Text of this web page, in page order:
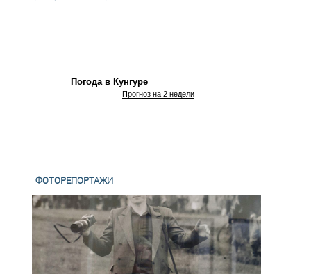
Погода в Кунгуре
Прогноз на 2 недели
ФОТОРЕПОРТАЖИ